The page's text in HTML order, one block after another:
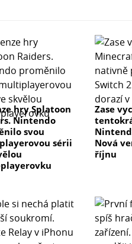
hry Splatoon
Nintendo
svou
sérii
Zase
Nová
říjnu